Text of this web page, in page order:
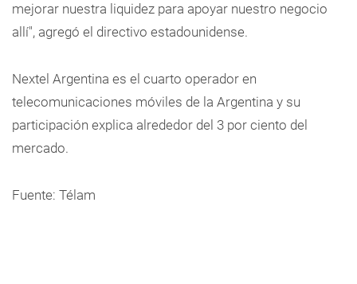
mejorar nuestra liquidez para apoyar nuestro negocio
allí", agregó el directivo estadounidense.
Nextel Argentina es el cuarto operador en
telecomunicaciones móviles de la Argentina y su
participación explica alrededor del 3 por ciento del
mercado.
Fuente: Télam